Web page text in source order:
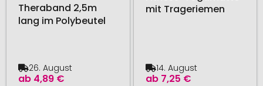
Theraband 2,5m
lang im Polybeutel
ab 4,89 €
26. August
mit Trageriemen
ab 7,25 €
14. August